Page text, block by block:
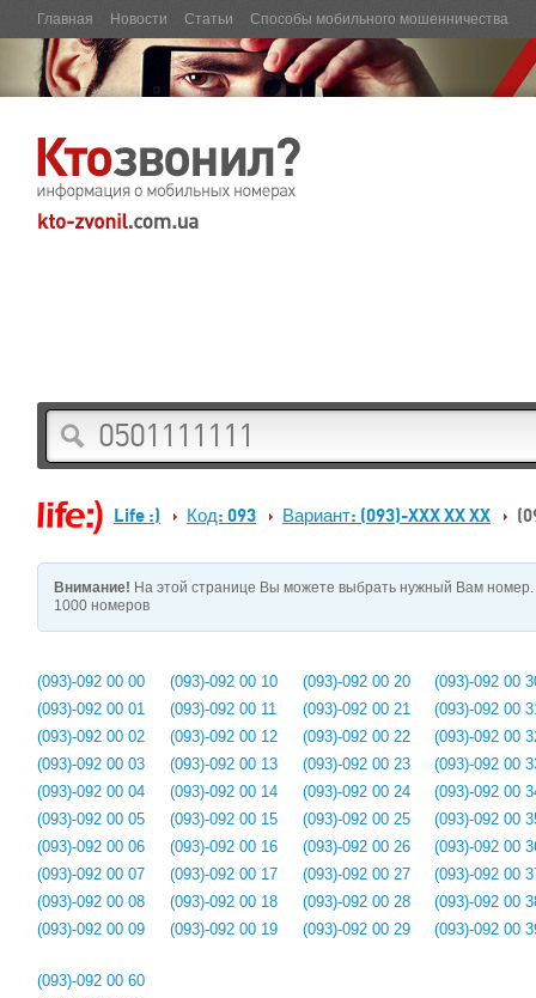
Главная Новости Статьи Способы мобильного мошенничества
Life :) Код: 093 Вариант: (093)-XXX XX XX
Внимание! На этой странице Вы можете выбрать нужный Вам
1000 номеров
(093)-092 00 00
(093)-092 00 01
(093)-092 00 02
(093)-092 00 03
(093)-092 00 04
(093)-092 00 05
(093)-092 00 06
(093)-092 00 07
(093)-092 00 08
(093)-092 00 09
(093)-092 00 10
(093)-092 00 11
(093)-092 00 12
(093)-092 00 13
(093)-092 00 14
(093)-092 00 15
(093)-092 00 16
(093)-092 00 17
(093)-092 00 18
(093)-092 00 19
(093)-092 00 20
(093)-092 00 21
(093)-092 00 22
(093)-092 00 23
(093)-092 00 24
(093)-092 00 25
(093)-092 00 26
(093)-092 00 27
(093)-092 00 28
(093)-092 00 29
(093)-092 00
(093)-092 00
(093)-092 00
(093)-092 00
(093)-092 00
(093)-092 00
(093)-092 00
(093)-092 00
(093)-092 00
(093)-092 00
(093)-092 00 60